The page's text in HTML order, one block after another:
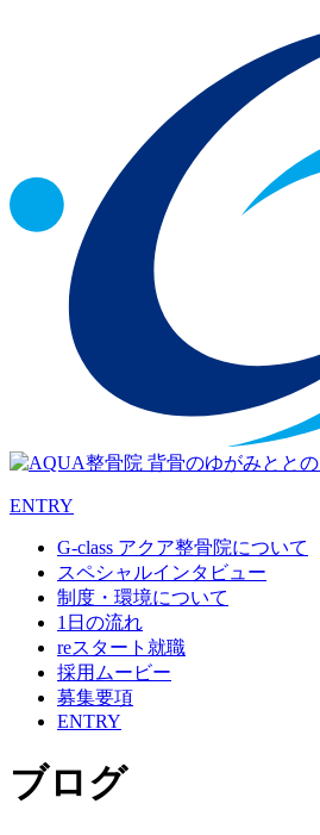
ENTRY
G-class アクア整骨院について
スペシャルインタビュー
制度・環境について
1日の流れ
reスタート就職
採用ムービー
募集要項
ENTRY
ブログ